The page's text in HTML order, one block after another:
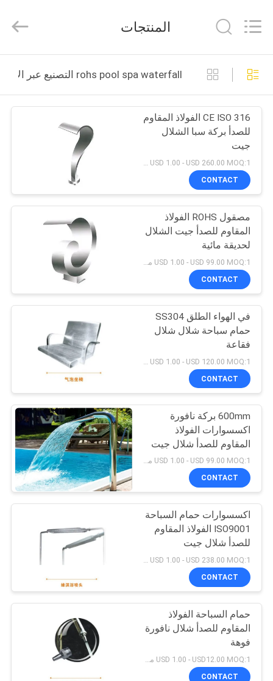
الصفحة
الرئيسية
منتجات
معلومات
جولة
المعمل
مراقبة
الجودة
اتصل
اطلب
اقتباس
NEWS
خريطة
الموقع
PRIVACY
POLICY
water
co,.ltd.
Reserved.
المنتجات
rohs pool spa waterfall التصنيع عبر الإنترنت
CE ISO 316 الفولاذ المقاوم
للصدأ بركة سبا الشلال
جيت
USD 1.00 - USD 260.00 MOQ:1 مجموعة
CONTACT
مصقول ROHS الفولاذ
المقاوم للصدأ جيت الشلال
لحديقة مائية
CONTACT
في الهواء الطلق SS304
حمام سباحة شلال شلال
فقاعة
CONTACT
600mm بركة نافورة
اكسسوارات الفولاذ
المقاوم للصدأ شلال جيت
USD 1.00 - USD 99.00 MOQ:1 مجموعة
CONTACT
اكسسوارات حمام السباحة
ISO9001 الفولاذ المقاوم
للصدأ شلال جيت
USD 1.00 - USD 238.00 MOQ:1 مجموعة
CONTACT
حمام السباحة الفولاذ
المقاوم للصدأ شلال نافورة
فوهة
CONTACT